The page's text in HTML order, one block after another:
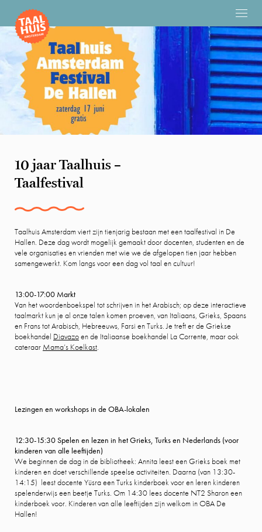
10 jaar Taalhuis –
Taalfestival
Taalhuis Amsterdam viert zijn tienjarig bestaan met een taalfestival in De
Hallen. Deze dag wordt mogelijk gemaakt door docenten, studenten en de
vele organisaties en vrienden met wie we de afgelopen tien jaar hebben
samengewerkt. Kom langs voor een dag vol taal en cultuur!
13:00-17:00 Markt
Van het woordenboekspel tot schrijven in het Arabisch; op deze interactieve
taalmarkt kun je al onze talen komen proeven, van Italiaans, Grieks, Spaans
en Frans tot Arabisch, Hebreeuws, Farsi en Turks. Je treft er de Griekse
boekhandel Diavazoen de Italiaanse boekhandel La Corrente, maar ook
cateraar Mama’s Koelkast.
Lezingen en workshops in de OBA-lokalen
12:30-15:30 Spelen en lezen in het Grieks, Turks en Nederlands (voor
kinderen van alle leeftijden)
We beginnen de dag in de bibliotheek: Annita leest een Grieks boek met
kinderen en doet verschillende speelse activiteiten. Daarna (van 13:30-
14:15) leest docente Yüsra een Turks kinderboek voor en leren kinderen
spelenderwijs een beetje Turks. Om 14:30 lees docente NT2 Sharon een
kinderboek voor. Kinderen van alle leeftijden zijn welkom in OBA De
Hallen!